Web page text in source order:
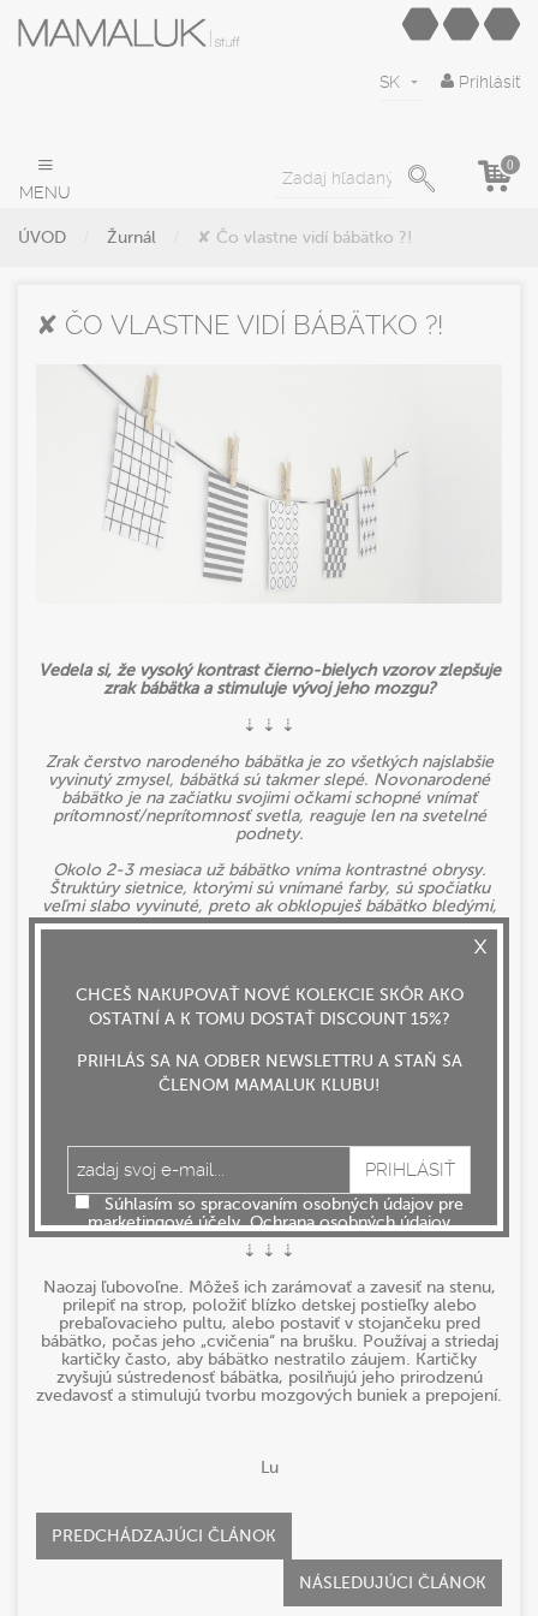
Prihlásiť
SK
MENU
0
ÚVOD Žurnál ✘ Čo vlastne vidí bábätko ?!
CHCEŠ NAKUPOVAŤ NOVÉ KOLEKCIE SKÔR AKO
OSTATNÍ A K TOMU DOSTAŤ DISCOUNT 15%?
PRIHLÁS SA NA ODBER NEWSLETTRU A STAŇ SA
ČLENOM MAMALUK KLUBU!
Súhlasím so spracovaním osobných údajov pre
marketingové účely.Ochrana osobných údajov
✘ ČO VLASTNE VIDÍ BÁBÄTKO ?!
Vedela si, že vysoký kontrast čierno-bielych vzorov zlepšuje
zrak bábätka a stimuluje vývoj jeho mozgu?
⇣ ⇣ ⇣
Zrak čerstvo narodeného bábätka je zo všetkých najslabšie
vyvinutý zmysel, bábätká sú takmer slepé. Novonarodené
bábätko je na začiatku svojimi očkami schopné vnímať
prítomnosť/neprítomnosť svetla, reaguje len na svetelné
podnety.
Okolo 2-3 mesiaca už bábätko vníma kontrastné obrysy.
Štruktúry sietnice, ktorými sú vnímané farby, sú spočiatku
veľmi slabo vyvinuté, preto ak obklopuješ bábätko bledými,
pastelovými farbami, bábätko nebude mať na čo upriamiť a
Ako môžeš stimulovať zrak svojho bábätka?
⇣ ⇣ ⇣
Existuje mnoho jednoduchých spôsobov, ako bábätku
Môžeš skúsiť použiťflash-karty. Ide o sadu kartičiek s
čierno-bielymi a bielo-čiernymi vzormi.
Ako sa flash-karty používajú?
⇣ ⇣ ⇣
Naozaj ľubovoľne. Môžeš ich zarámovať a zavesiť na stenu,
prilepiť na strop, položiť blízko detskej postieľky alebo
prebaľovacieho pultu, alebo postaviť v stojančeku pred
bábätko, počas jeho „cvičenia“ na brušku. Používaj a striedaj
kartičky často, aby bábätko nestratilo záujem. Kartičky
zvyšujú sústredenosť bábätka, posilňujú jeho prirodzenú
zvedavosť a stimulujú tvorbu mozgových buniek a prepojení.
Lu
PREDCHÁDZAJÚCI ČLÁNOK
NÁSLEDUJÚCI ČLÁNOK